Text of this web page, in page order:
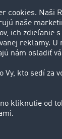
prepravných
pohľad javiť
Vaši
tovaru v
možnosť